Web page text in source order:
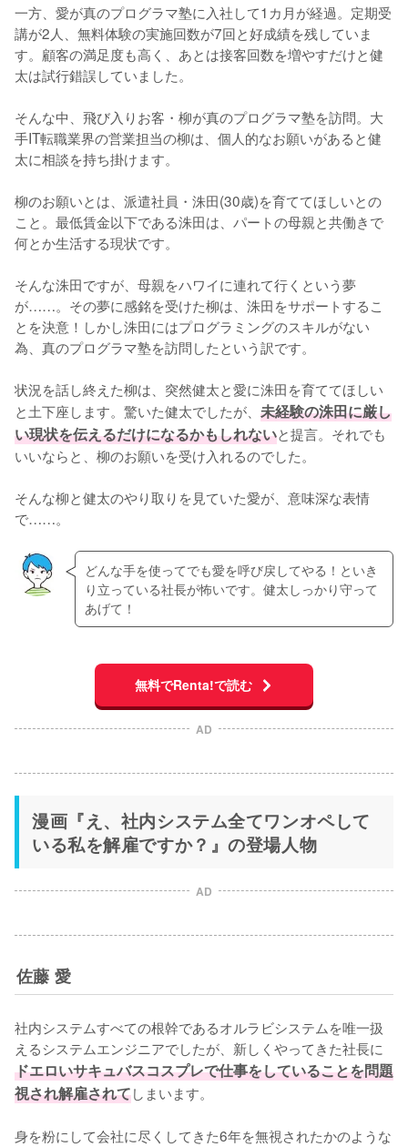
一方、愛が真のプログラマ塾に入社して1カ月が経過。定期受
講が2人、無料体験の実施回数が7回と好成績を残していま
す。顧客の満足度も高く、あとは接客回数を増やすだけと健
太は試行錯誤していました。
そんな中、飛び入りお客・柳が真のプログラマ塾を訪問。大
手IT転職業界の営業担当の柳は、個人的なお願いがあると健
太に相談を持ち掛けます。
柳のお願いとは、派遣社員・洙田(30歳)を育ててほしいとの
こと。最低賃金以下である洙田は、パートの母親と共働きで
何とか生活する現状です。
そんな洙田ですが、母親をハワイに連れて行くという夢
が……。その夢に感銘を受けた柳は、洙田をサポートするこ
とを決意！しかし洙田にはプログラミングのスキルがない
為、真のプログラマ塾を訪問したという訳です。
状況を話し終えた柳は、突然健太と愛に洙田を育ててほしい
と土下座します。驚いた健太でしたが、 未経験の洙田に厳し
い現状を伝えるだけになるかもしれないと提言。それでも
いいならと、柳のお願いを受け入れるのでした。
そんな柳と健太のやり取りを見ていた愛が、意味深な表情
で……。
どんな手を使ってでも愛を呼び戻してやる！といき
り立っている社長が怖いです。健太しっかり守って
あげて！
無料でRenta!で読む
AD
漫画『え、社内システム全てワンオペして
いる私を解雇ですか？』の登場人物
AD
佐藤 愛
社内システムすべての根幹であるオルラビシステムを唯一扱
えるシステムエンジニアでしたが、新しくやってきた社長に
ドエロいサキュバスコスプレで仕事をしていることを問題
視され解雇されてしまいます。
身を粉にして会社に尽くしてきた6年を無視されたかのような